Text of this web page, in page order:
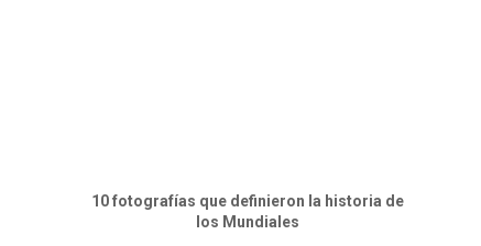
10 fotografías que definieron la historia de
los Mundiales